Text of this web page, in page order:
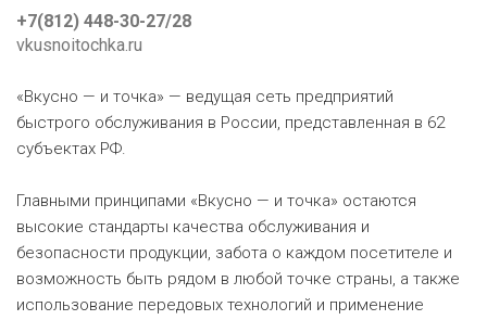
+7(812) 448-30-27/28
vkusnoitochka.ru
«Вкусно — и точка» — ведущая сеть предприятий
быстрого обслуживания в России, представленная в 62
субъектах РФ.
Главными принципами «Вкусно — и точка» остаются
высокие стандарты качества обслуживания и
безопасности продукции, забота о каждом посетителе и
возможность быть рядом в любой точке страны, а также
использование передовых технологий и применение